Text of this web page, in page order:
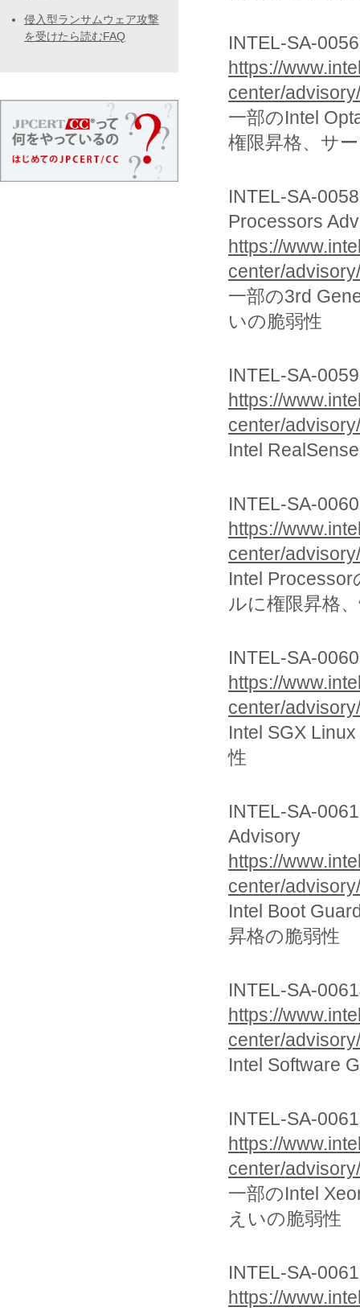
INTEL-SA-
https://
center/
一部のIntel
権限昇格、サ
INTEL-SA-
Processors
https://
center/
一部の3rd
いの脆弱性
INTEL-SA-
https://
center/
Intel
INTEL-SA-
https://
center/
Intel
ルに権限昇格
INTEL-SA-
https://
center/
Intel SGX
性
INTEL-SA-
Advisory
https://
center/
Intel Boot
昇格の脆弱性
INTEL-SA-
https://
center/
Intel Software
INTEL-SA-
https://
center/
一部のIntel
えいの脆弱性
INTEL-SA-
https://
侵入型ランサムウェア攻撃
を受けたら読むFAQ